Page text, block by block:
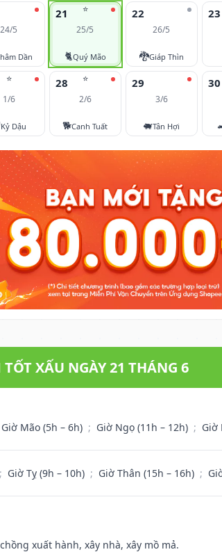
24/5
Dần
⭐
21
25/5
🐈Quý Mão
22
26/5
🐉Giáp Thìn
23
⭐
1/6
Kỷ Dậu
⭐
28
2/6
🐕Canh Tuất
29
3/6
🐖Tân Hợi
30
TỐT XẤU NGÀY 21 THÁNG 6
Giờ Mão (5h – 6h) ; Giờ Ngọ (11h – 12h) ; Giờ
; Giờ Tỵ (9h – 10h) ; Giờ Thân (15h – 16h) ;
xuất hành, xây nhà, xây mồ mả.